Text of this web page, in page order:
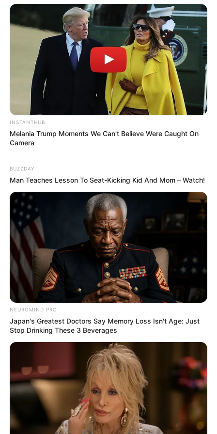
Versi Warga Thailand
Langka Banget! 10 Pose Lucu
Katak yang Bikin Ketawa
Gemes
Ambyar! 10 Kalimat Baper
Pakai Bahasa Jawa Ini Bikin
Galau Abis
Fail! 10 Potret Makanan Gagal
Dimasak yang Bikin Kamu
INSTANTHUB
Melania Trump Moments We Can't Believe Were Caught On
Camera
BUZZDAY
Man Teaches Lesson To Seat-Kicking Kid And Mom – Watch!
NEUROMIND PRO
Japan's Greatest Doctors Say Memory Loss Isn't Age: Just
Stop Drinking These 3 Beverages